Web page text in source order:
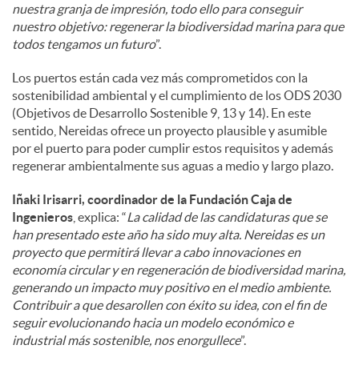
nuestra granja de impresión, todo ello para conseguir
nuestro objetivo: regenerar la biodiversidad marina para que
todos tengamos un futuro”.
Los puertos están cada vez más comprometidos con la
sostenibilidad ambiental y el cumplimiento de los ODS 2030
(Objetivos de Desarrollo Sostenible 9, 13 y 14). En este
sentido, Nereidas ofrece un proyecto plausible y asumible
por el puerto para poder cumplir estos requisitos y además
regenerar ambientalmente sus aguas a medio y largo plazo.
Iñaki Irisarri, coordinador de la Fundación Caja de
Ingenieros , explica: “La calidad de las candidaturas que se
han presentado este año ha sido muy alta. Nereidas es un
proyecto que permitirá llevar a cabo innovaciones en
economía circular y en regeneración de biodiversidad marina,
generando un impacto muy positivo en el medio ambiente.
Contribuir a que desarollen con éxito su idea, con el fin de
seguir evolucionando hacia un modelo económico e
industrial más sostenible, nos enorgullece”.